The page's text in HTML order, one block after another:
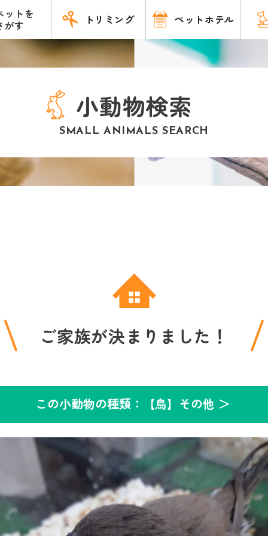
ットを
がす
トリミング ペットホテル
小動物検索
SMALL ANIMALS SEARCH
ご家族が決まりました！
この小動物の種類：【鳥】その他 ＞